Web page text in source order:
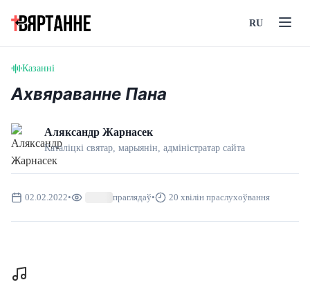
RU
Казанні
Ахвяраванне Пана
Аляксандр Жарнасек
Каталіцкі святар, марыянін, адмiнiстратар сайта
02.02.2022• праглядаў• 20 хвілін праслухоўвання